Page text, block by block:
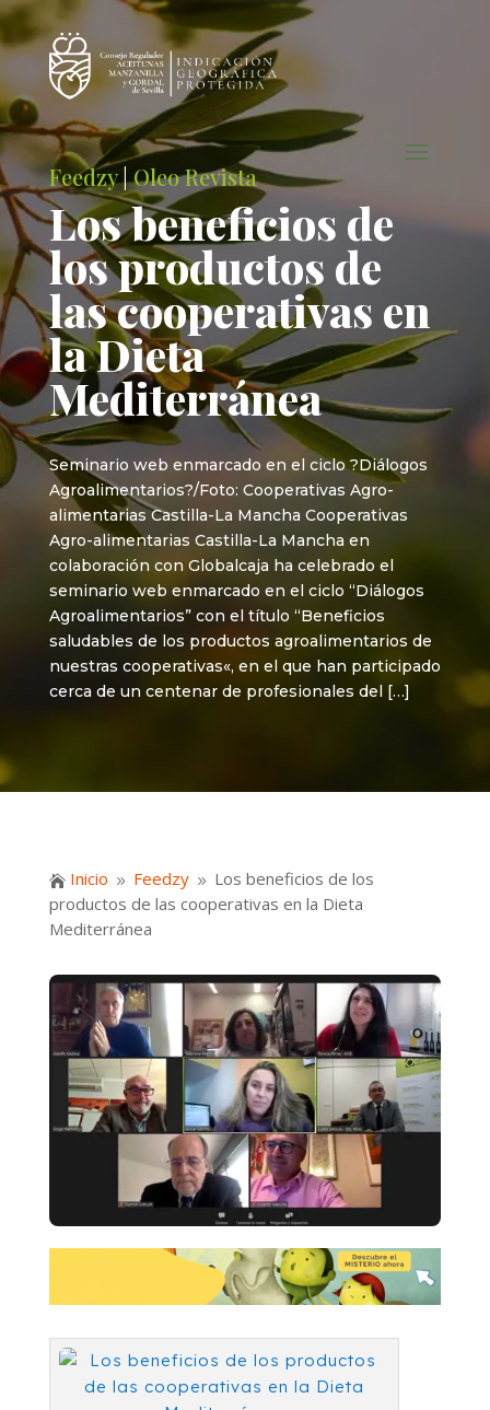
Feedzy|Oleo Revista
Los beneficios de
los productos de
las cooperativas en
la Dieta
Mediterránea
Seminario web enmarcado en el ciclo ?Diálogos
Agroalimentarios?/Foto: Cooperativas Agro-
alimentarias Castilla-La Mancha Cooperativas
Agro-alimentarias Castilla-La Mancha en
colaboración con Globalcaja ha celebrado el
seminario web enmarcado en el ciclo “Diálogos
Agroalimentarios” con el título “Beneficios
saludables de los productos agroalimentarios de
nuestras cooperativas«, en el que han participado
cerca de un centenar de profesionales del […]
 Inicio 9 Feedzy 9 Los beneficios de los
productos de las cooperativas en la Dieta
Mediterránea